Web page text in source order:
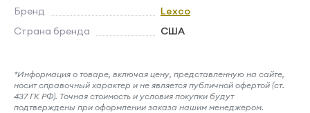
Бренд
Lexco
Страна бренда
США
*Информация о товаре, включая цену, представленную на сайте,
носит справочный характер и не является публичной офертой (ст.
437 ГК РФ). Точная стоимость и условия покупки будут
подтверждены при оформлении заказа нашим менеджером.